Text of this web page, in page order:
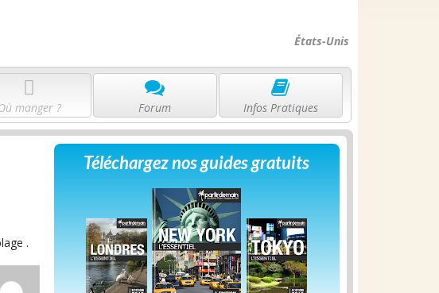
États-Unis
manger ? Forum Infos Pratiques
.
Téléchargez nos guides gratuits